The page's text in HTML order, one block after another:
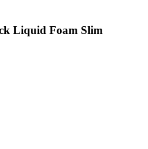
Liquid Foam Slim